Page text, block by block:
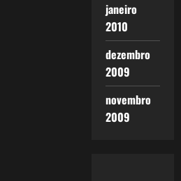
janeiro
2010
dezembro
2009
novembro
2009